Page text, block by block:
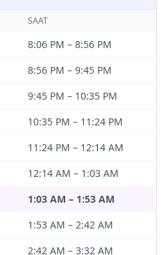
SAAT
8:06 PM – 8:56 PM
8:56 PM – 9:45 PM
9:45 PM – 10:35 PM
10:35 PM – 11:24 PM
11:24 PM – 12:14 AM
12:14 AM – 1:03 AM
1:03 AM – 1:53 AM
1:53 AM – 2:42 AM
2:42 AM – 3:32 AM